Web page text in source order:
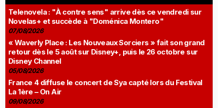
Telenovela : "À contre sens" arrive dès ce vendredi sur
Novelas+ et succède à "Doménica Montero"
07/08/2026
« Waverly Place : Les Nouveaux Sorciers » fait son grand
retour dès le 5 août sur Disney+, puis le 26 octobre sur
Disney Channel
05/08/2026
France 4 diffuse le concert de Sya capté lors du Festival
La 1ère – On Air
09/08/2026